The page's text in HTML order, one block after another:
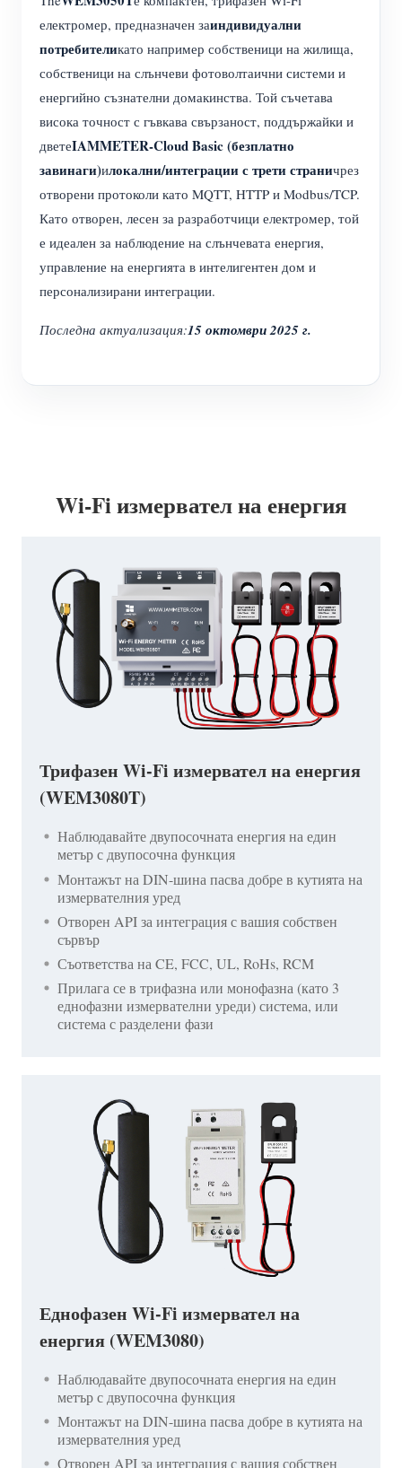
електромер, предназначен заиндивидуални
потребителикато например собственици на жилища,
собственици на слънчеви фотоволтаични системи и
енергийно съзнателни домакинства. Той съчетава
висока точност с гъвкава свързаност, поддържайки и
дветеIAMMETER-Cloud Basic (безплатно
завинаги)илокални/интеграции с трети страничрез
отворени протоколи като MQTT, HTTP и Modbus/TCP.
Като отворен, лесен за разработчици електромер, той
е идеален за наблюдение на слънчевата енергия,
управление на енергията в интелигентен дом и
персонализирани интеграции.
Последна актуализация:15 октомври 2025 г.
Wi-Fi измервател на енергия
Трифазен Wi-Fi измервател на енергия
(WEM3080T)
Наблюдавайте двупосочната енергия на един
метър с двупосочна функция
Монтажът на DIN-шина пасва добре в кутията на
измервателния уред
Отворен API за интеграция с вашия собствен
сървър
Съответства на CE, FCC, UL, RoHs, RCM
Прилага се в трифазна или монофазна (като 3
еднофазни измервателни уреди) система, или
система с разделени фази
Еднофазен Wi-Fi измервател на
енергия (WEM3080)
Наблюдавайте двупосочната енергия на един
метър с двупосочна функция
Монтажът на DIN-шина пасва добре в кутията на
измервателния уред
Отворен API за интеграция с вашия собствен